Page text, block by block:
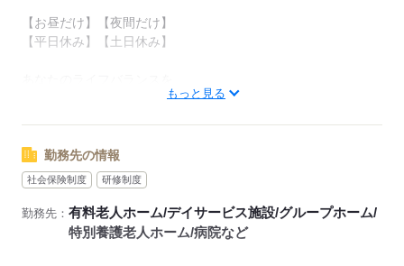
いろんなシフトのお仕事をご紹介できます。
ぜひご相談ください。
出勤、ミーティング
▼10：00
歩行が不安定な方を浴室までお連れします
お部屋も清掃します
【お昼だけ】【夜間だけ】
【平日休み】【土日休み】
崩さない働き方をお選びいただけます
もっと見る
勤務先の情報
社会保険制度 研修制度
勤務先： 有料老人ホーム/デイサービス施設/グループホーム/
特別養護老人ホーム/病院など